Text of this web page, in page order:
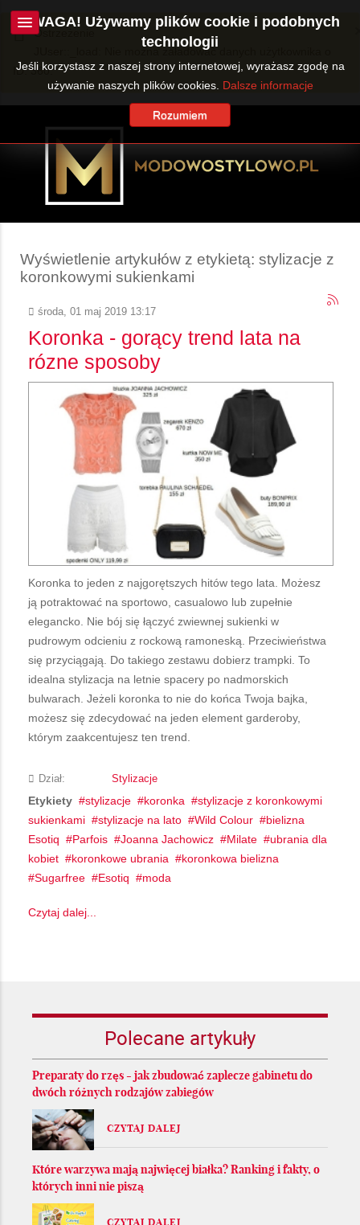
Ostrzeżenie
JUser::_load: Nie można załadować danych użytkownika o
ID: 360.
Wyświetlenie artykułów z etykietą: stylizacje z
koronkowymi sukienkami
środa, 01 maj 2019 13:17
Koronka - gorący trend lata na
rózne sposoby
Koronka to jeden z najgorętszych hitów tego lata. Możesz
ją potraktować na sportowo, casualowo lub zupełnie
elegancko. Nie bój się łączyć zwiewnej sukienki w
pudrowym odcieniu z rockową ramoneską. Przeciwieństwa
się przyciągają. Do takiego zestawu dobierz trampki. To
idealna stylizacja na letnie spacery po nadmorskich
bulwarach. Jeżeli koronka to nie do końca Twoja bajka,
możesz się zdecydować na jeden element garderoby,
którym zaakcentujesz ten trend.
Dział: Stylizacje
Etykiety stylizacje koronka
stylizacje z koronkowymi
sukienkami
stylizacje na lato Wild Colour
bielizna
Esotiq
Parfois Joanna Jachowicz Milate
ubrania dla
kobiet
koronkowe ubrania
koronkowa bielizna
Sugarfree
Esotiq moda
Czytaj dalej...
Polecane artykuły
Preparaty do rzęs - jak zbudować zaplecze gabinetu do
dwóch różnych rodzajów zabiegów
CZYTAJ DALEJ
Które warzywa mają najwięcej białka? Ranking i fakty, o
których inni nie piszą
CZYTAJ DALEJ
UWAGA! Używamy plików cookie i podobnych
technologii
Jeśli korzystasz z naszej strony internetowej, wyrażasz zgodę na
używanie naszych plików cookies. Dalsze informacje
Rozumiem